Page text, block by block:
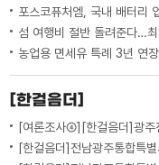
포스코퓨처엠, 국내 배터리
섬 여행비 절반 돌려준다…
농업용 면세유 특례 3년 연
[한걸음더]